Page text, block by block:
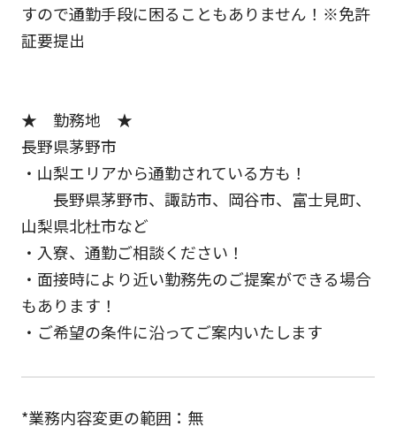
すので通勤手段に困ることもありません！※免許
証要提出
★ 勤務地 ★
長野県茅野市
・山梨エリアから通勤されている方も！
長野県茅野市、諏訪市、岡谷市、富士見町、
山梨県北杜市など
・入寮、通勤ご相談ください！
・面接時により近い勤務先のご提案ができる場合
もあります！
・ご希望の条件に沿ってご案内いたします
*業務内容変更の範囲：無